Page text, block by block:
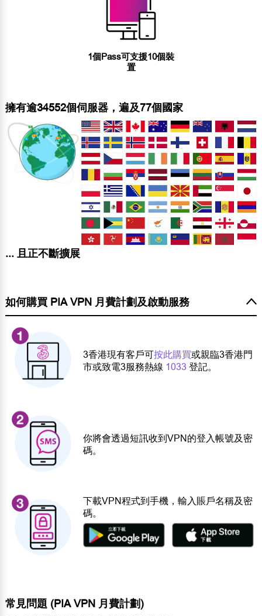
1個Pass可支援10個裝
置
擁有逾34552個伺服器，遍及77個國家
... 且正不斷擴展
如何購買 PIA VPN 月費計劃及啟動服務
3香港現有客戶可按此購買或親臨3香港門
市或致電3服務熱線 1033 登記。
你將會透過短訊收到VPN的登入帳號及密
碼。
下載VPN程式到手機，輸入賬戶名稱及密
碼。
常見問題 (PIA VPN 月費計劃)